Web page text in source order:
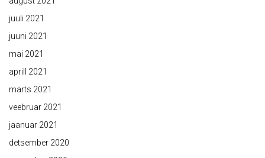
juuli 2021
juuni 2021
mai 2021
aprill 2021
märts 2021
veebruar 2021
jaanuar 2021
detsember 2020